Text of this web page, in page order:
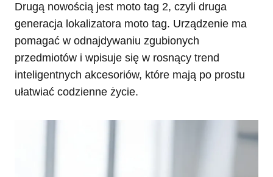
Drugą nowością jest moto tag 2, czyli druga
generacja lokalizatora moto tag. Urządzenie ma
pomagać w odnajdywaniu zgubionych
przedmiotów i wpisuje się w rosnący trend
inteligentnych akcesoriów, które mają po prostu
ułatwiać codzienne życie.